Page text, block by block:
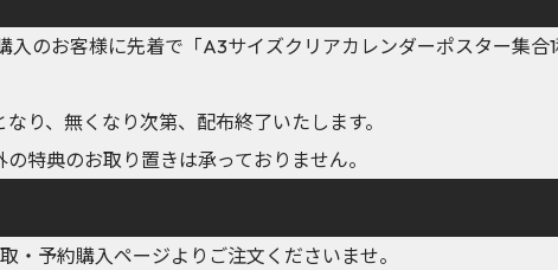
入のお客様に先着で「A3サイズクリアカレンダーポスター集合
り、無くなり次第、配布終了いたします。
特典のお取り置きは承っておりません。
・予約購入ページよりご注文くださいませ。